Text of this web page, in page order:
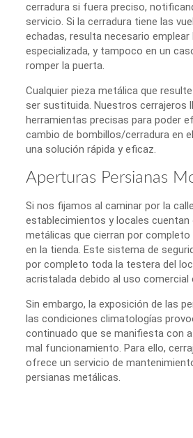
cerradura si fuera preciso,
servicio. Si la cerradura tiene las
echadas, resulta necesario
especializada, y tampoco en un
romper la puerta.
Cualquier pieza metálica que
ser sustituida. Nuestros cerrajeros
herramientas precisas para poder
cambio de bombillos/cerradura en
una solución rápida y eficaz.
Aperturas Persianas
Si nos fijamos al caminar por la
establecimientos y locales cuentan
metálicas que cierran por
en la tienda. Este sistema de
por completo toda la testera del
acristalada debido al uso comercial
Sin embargo, la exposición de las
las condiciones climatologías
continuado que se manifiesta con
mal funcionamiento. Para ello,
ofrece un servicio de
persianas metálicas.